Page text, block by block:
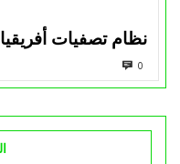
نظام تصفيات أفريقيا
0